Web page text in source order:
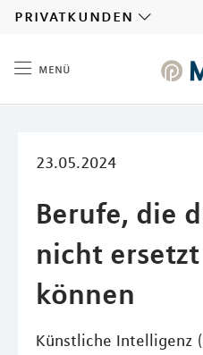
privatkunden
menü
23.05.2024
Berufe, die
nicht
können
Künstliche Intelligenz